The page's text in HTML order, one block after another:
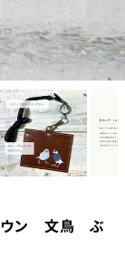
ウン 文鳥 ぶ